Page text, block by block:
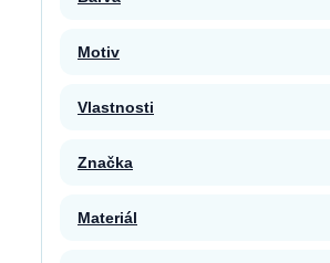
Motiv
Vlastnosti
Značka
Materiál